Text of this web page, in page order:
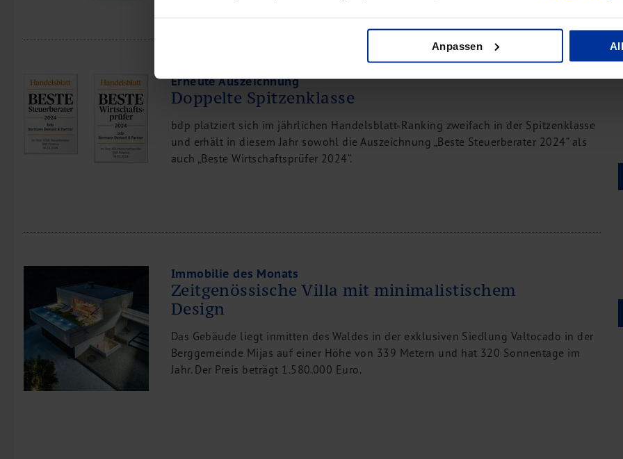
Anpassen
Erneute Auszeichnung
Doppelte Spitzenklasse
bdp platziert sich im jährlichen Handelsblatt-Ranking zweifach in der Spitzenklasse
und erhält in diesem Jahr sowohl die Auszeichnung „Beste Steuerberater 2024“ als
auch „Beste Wirtschaftsprüfer 2024“.
Immobilie des Monats
Zeitgenössische Villa mit minimalistischem
Design
Das Gebäude liegt inmitten des Waldes in der exklusiven Siedlung Valtocado in der
Berggemeinde Mijas auf einer Höhe von 339 Metern und hat 320 Sonnentage im
Jahr. Der Preis beträgt 1.580.000 Euro.